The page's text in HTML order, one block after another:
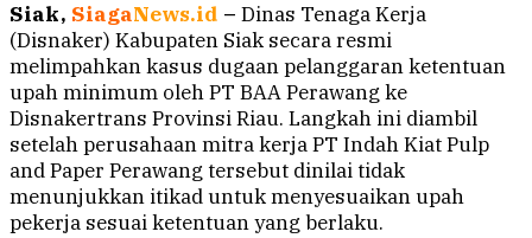
Siak, SiagaNews.id – Dinas Tenaga Kerja
(Disnaker) Kabupaten Siak secara resmi
melimpahkan kasus dugaan pelanggaran ketentuan
upah minimum oleh PT BAA Perawang ke
Disnakertrans Provinsi Riau. Langkah ini diambil
setelah perusahaan mitra kerja PT Indah Kiat Pulp
and Paper Perawang tersebut dinilai tidak
menunjukkan itikad untuk menyesuaikan upah
pekerja sesuai ketentuan yang berlaku.